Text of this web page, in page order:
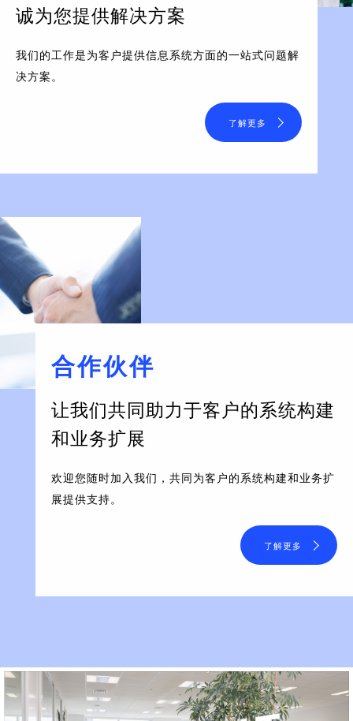
诚为您提供解决方案
我们的工作是为客户提供信息系统方面的一站式问题解
决方案。
了解更多
合作伙伴
让我们共同助力于客户的系统构建
和业务扩展
欢迎您随时加入我们，共同为客户的系统构建和业务扩
展提供支持。
了解更多